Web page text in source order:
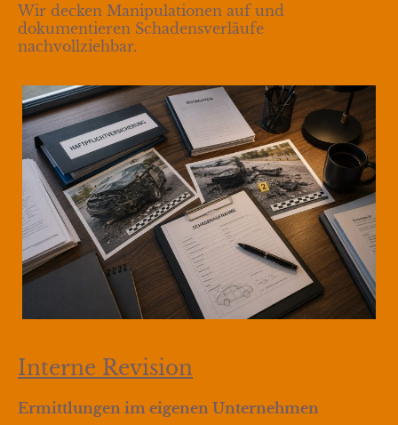
Wir decken Manipulationen auf und
dokumentieren Schadensverläufe
nachvollziehbar.
Interne Revision
Ermittlungen im eigenen Unternehmen